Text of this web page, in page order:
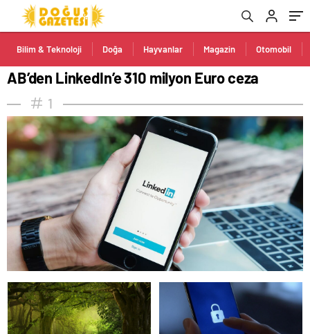
Bilim & Teknoloji Doğa Hayvanlar Magazin Otomobil
AB’den LinkedIn’e 310 milyon Euro ceza
1